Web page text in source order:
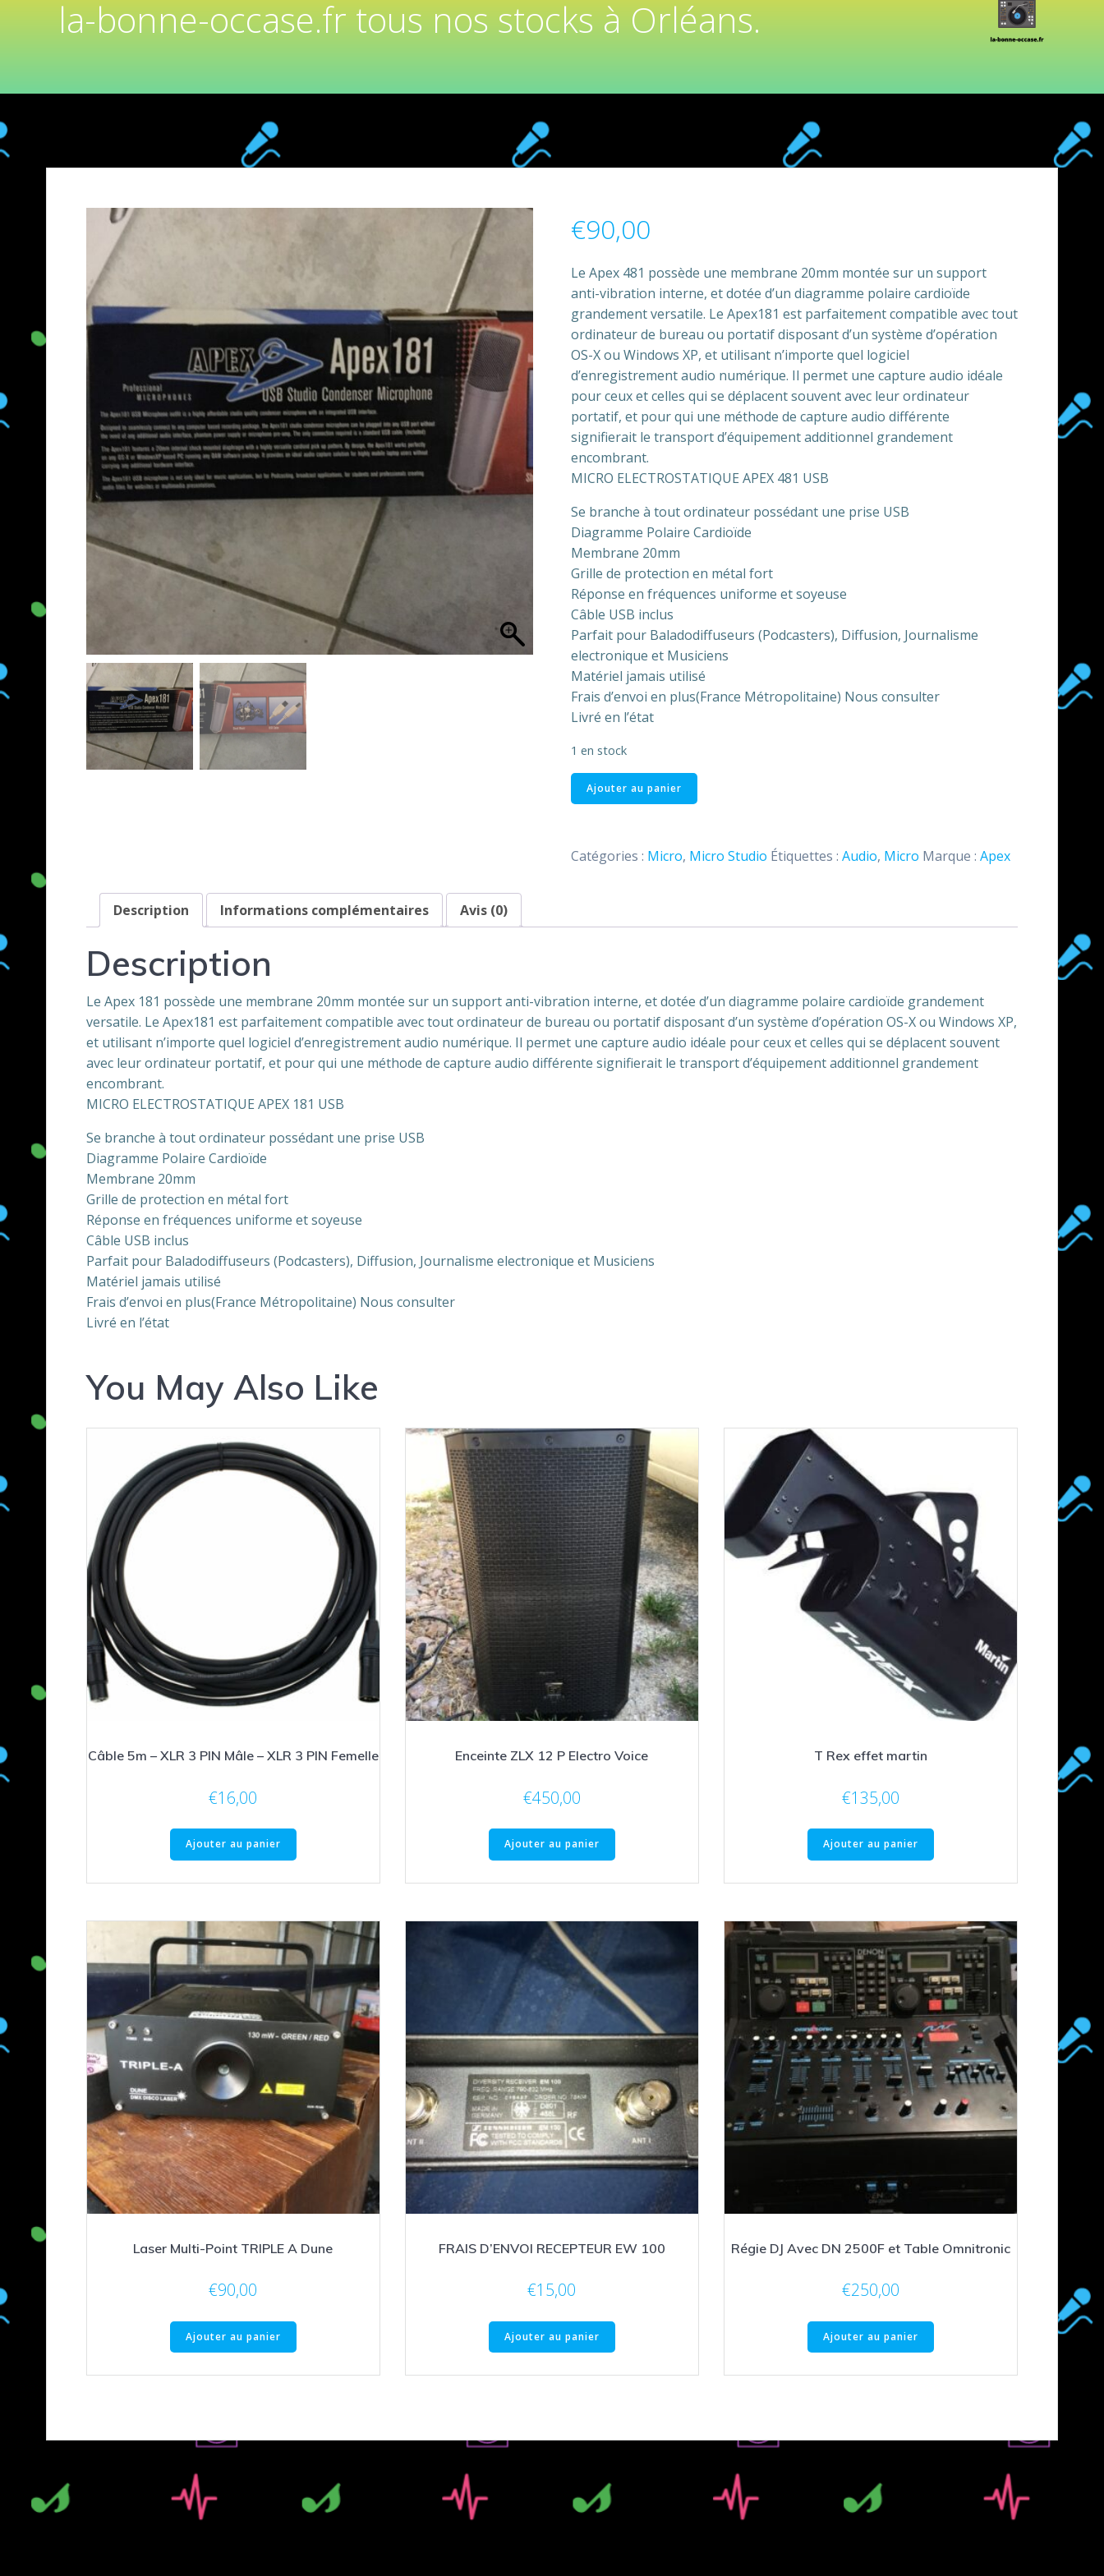
la-bonne-occase.fr tous nos stocks à Orléans.
€90,00
Le Apex 481 possède une membrane 20mm montée sur un support
anti-vibration interne, et dotée d’un diagramme polaire cardioïde
grandement versatile. Le Apex181 est parfaitement compatible avec tout
ordinateur de bureau ou portatif disposant d’un système d’opération
OS-X ou Windows XP, et utilisant n’importe quel logiciel
d’enregistrement audio numérique. Il permet une capture audio idéale
pour ceux et celles qui se déplacent souvent avec leur ordinateur
portatif, et pour qui une méthode de capture audio différente
signifierait le transport d’équipement additionnel grandement
encombrant.
MICRO ELECTROSTATIQUE APEX 481 USB
Se branche à tout ordinateur possédant une prise USB
Diagramme Polaire Cardioïde
Membrane 20mm
Grille de protection en métal fort
Réponse en fréquences uniforme et soyeuse
Câble USB inclus
Parfait pour Baladodiffuseurs (Podcasters), Diffusion, Journalisme
electronique et Musiciens
Matériel jamais utilisé
Frais d’envoi en plus(France Métropolitaine) Nous consulter
Livré en l’état
1 en stock
quantité
de
181
Ajouter au panier
Catégories : Micro, Micro Studio Étiquettes : Audio, Micro Marque : Apex
Description Informations complémentaires Avis (0)
Description
Le Apex 181 possède une membrane 20mm montée sur un support anti-vibration interne, et dotée d’un diagramme polaire cardioïde grandement
versatile. Le Apex181 est parfaitement compatible avec tout ordinateur de bureau ou portatif disposant d’un système d’opération OS-X ou Windows XP,
et utilisant n’importe quel logiciel d’enregistrement audio numérique. Il permet une capture audio idéale pour ceux et celles qui se déplacent souvent
avec leur ordinateur portatif, et pour qui une méthode de capture audio différente signifierait le transport d’équipement additionnel grandement
encombrant.
MICRO ELECTROSTATIQUE APEX 181 USB
Se branche à tout ordinateur possédant une prise USB
Diagramme Polaire Cardioïde
Membrane 20mm
Grille de protection en métal fort
Réponse en fréquences uniforme et soyeuse
Câble USB inclus
Parfait pour Baladodiffuseurs (Podcasters), Diffusion, Journalisme electronique et Musiciens
Matériel jamais utilisé
Frais d’envoi en plus(France Métropolitaine) Nous consulter
Livré en l’état
You May Also Like
Câble 5m – XLR 3 PIN Mâle – XLR 3 PIN Femelle
€16,00
Ajouter au panier
Enceinte ZLX 12 P Electro Voice
€450,00
Ajouter au panier
T Rex effet martin
€135,00
Ajouter au panier
Laser Multi-Point TRIPLE A Dune
€90,00
Ajouter au panier
FRAIS D’ENVOI RECEPTEUR EW 100
€15,00
Ajouter au panier
Régie DJ Avec DN 2500F et Table Omnitronic
€250,00
Ajouter au panier